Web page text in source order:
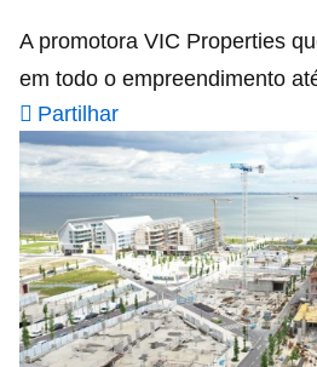
A promotora VIC Properties
em todo o empreendimento
Partilhar